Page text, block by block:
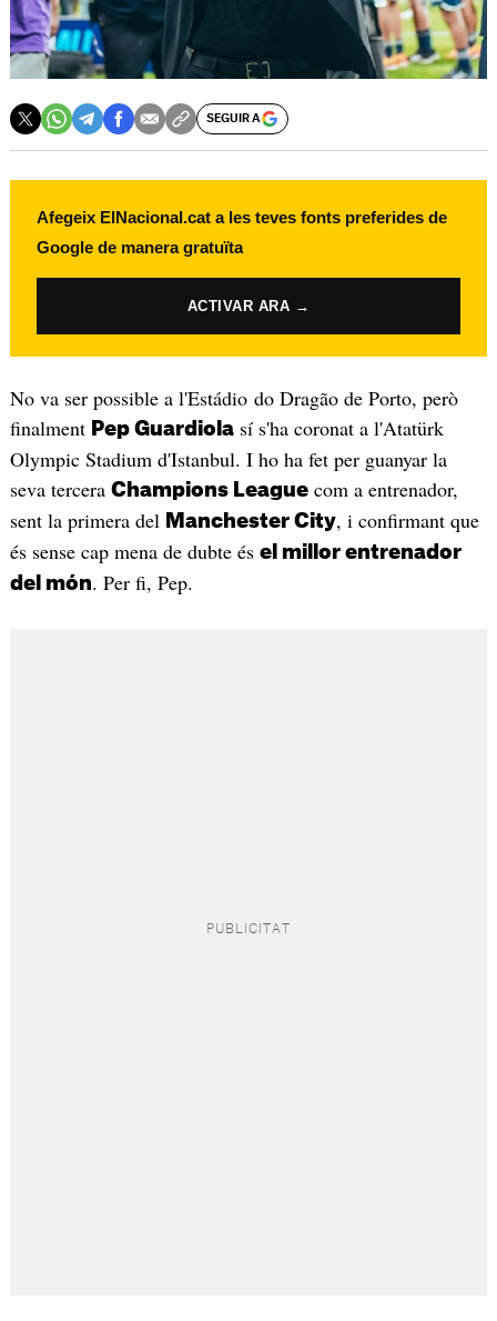
SEGUIR A
Afegeix ElNacional.cat a les teves fonts preferides de
Google de manera gratuïta
ACTIVAR ARA →
No va ser possible a l'Estádio do Dragão de Porto, però
finalment Pep Guardiolasí s'ha coronat a l'Atatürk
Olympic Stadium d'Istanbul. I ho ha fet per guanyar la
seva tercera Champions Leaguecom a entrenador,
sent la primera del Manchester City, i confirmant que
és sense cap mena de dubte és el millor entrenador
del món. Per fi, Pep.